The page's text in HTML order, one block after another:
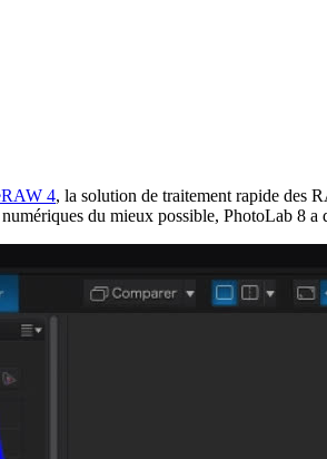
4, la solution de traitement rapide des
du mieux possible, PhotoLab 8